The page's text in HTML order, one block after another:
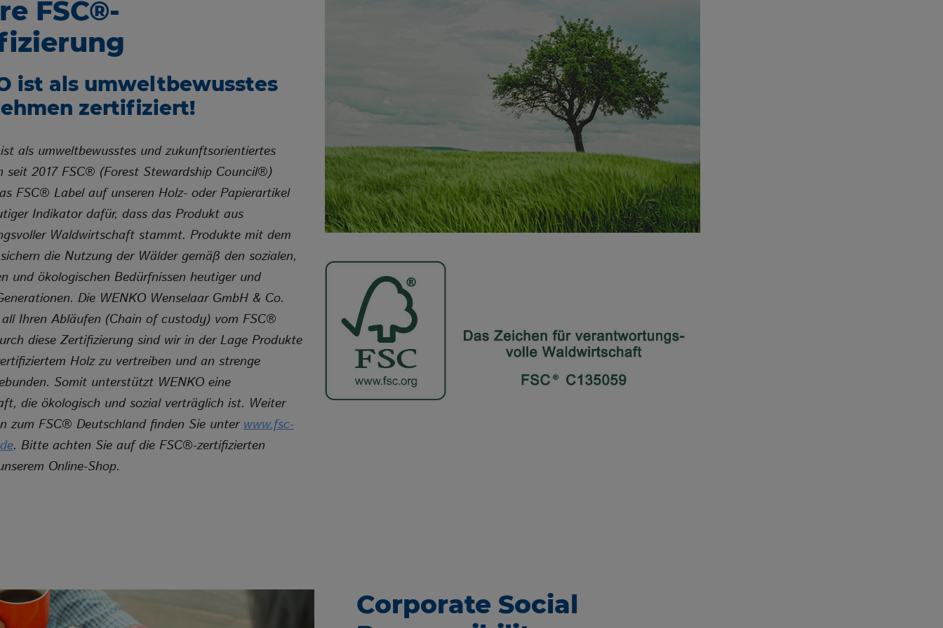
FSC®-
ist als umweltbewusstes
zertifiziert!
als umweltbewusstes und zukunftsorientiertes
seit 2017 FSC® (Forest Stewardship Council®)
FSC® Label auf unseren Holz- oder Papierartikel
Indikator dafür, dass das Produkt aus
Waldwirtschaft stammt. Produkte mit dem
die Nutzung der Wälder gemäß den sozialen,
und ökologischen Bedürfnissen heutiger und
Die WENKO Wenselaar GmbH & Co.
Ihren Abläufen (Chain of custody) vom FSC®
diese Zertifizierung sind wir in der Lage Produkte
Holz zu vertreiben und an strenge
Somit unterstützt WENKO eine
die ökologisch und sozial verträglich ist. Weiter
zum FSC® Deutschland finden Sie unterwww.fsc-
. Bitte achten Sie auf die FSC®-zertifizierten
Online-Shop.
Corporate Social
Cookies die zur Auswertung des Benutzerverhaltens notwendig sind:
Name
Google LLC
Cookie von Google für Website-Analysen. Erzeugt statistische Daten darüber, wie der
Cookie Name
_gat,_gid,_ga
Cookie Laufzeit
2 Jahre
Darstellung und Navigation mit Karten eines Drittanbieters (Google Maps)
Name
Google Ireland Ltd.
Zweck
Darstellung vom Karten eines Drittanbieters
Unbekannt
Cookie Laufzeit
Unbekannt
Zum SPAM Schutz ist das Kontaktformular mit reCaptcha abgesichert. Wenn sie das
Kontaktformular nutzen möchten müssen Sie dies akzeptieren.
Name
Anbieter